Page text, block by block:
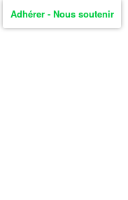
Adhérer - Nous soutenir